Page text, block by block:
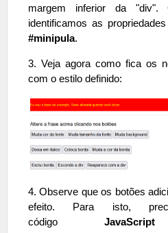
margem inferior da "div".
identificamos as
#minipula.
3. Veja agora como fica os
com o estilo definido:
4. Observe que os botões
efeito. Para isto,
código JavaScript